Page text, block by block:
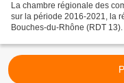
La chambre régionale des
sur la période 2016-2021, la
Bouches-du-Rhône (RDT